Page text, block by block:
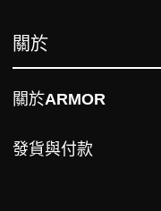
關於
關於ARMOR
發貨與付款